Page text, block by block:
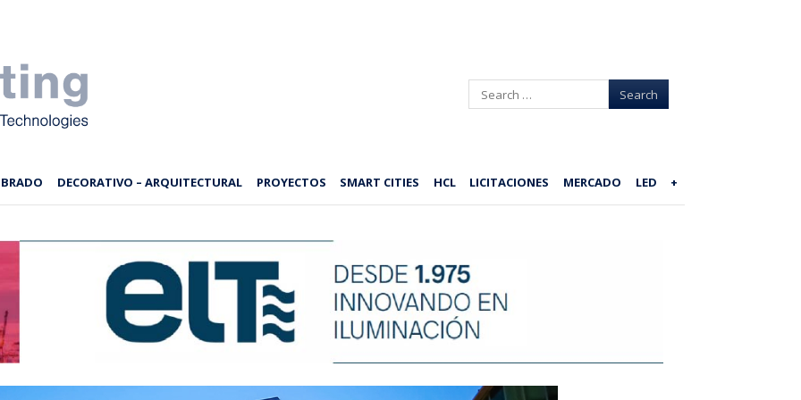
Search
DECORATIVO – ARQUITECTURAL PROYECTOS SMART CITIES HCL LICITACIONES MERCADO LED +